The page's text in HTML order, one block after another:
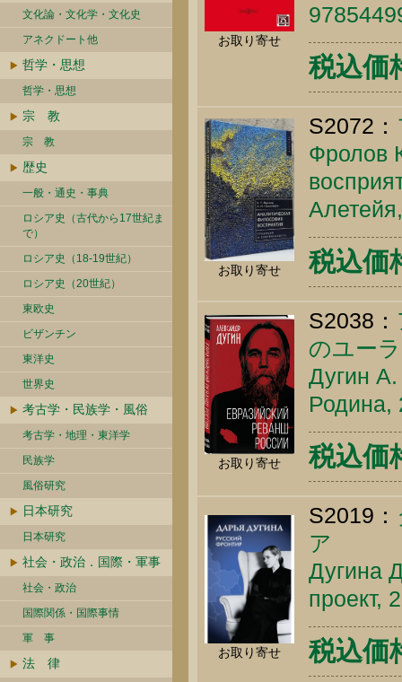
文化論・文化学・文化史
アネクドート他
哲学・思想
哲学・思想
宗 教
宗 教
歴史
一般・通史・事典
ロシア史（古代から17世紀ま
で）
ロシア史（18-19世紀）
ロシア史（20世紀）
東欧史
ビザンチン
東洋史
世界史
考古学・民族学・風俗
考古学・地理・東洋学
民族学
風俗研究
日本研究
日本研究
社会・政治．国際・軍事
社会・政治
国際関係・国際事情
軍 事
法 律
お取り寄せ
税込価
お取り寄せ
S2072：
Фролов
税込価
お取り寄せ
S2038：
のユー
Дугин
Родина,
税込価
お取り寄せ
S2019：
ア
Дугина
проект,
税込価